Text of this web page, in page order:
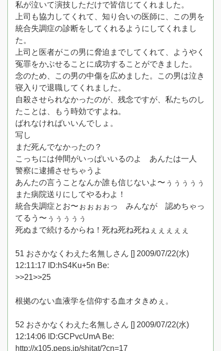
私が泣いて演技しただけで皆信じてくれました。
上司も協力してくれて、知り合いの医師に、この男を
統合失調症の診断をしてくれるようにしてくれまし
た。
上司と医者がこの男に脅迫までしてくれて、ようやく
冤罪をかぶせることに成功することができました。
念のため、この男の中傷を広めました。この男は泣き
寝入りで退職してくれました。
自殺させられなかったのが、残念ですが、私たちのし
たことは、もう時効ですよね。
ばれなければいいんでしょ。
写し
まだ死んでなかったの？
こっちには仲間がいっぱいいるのよ あんたは一人
警察に逮捕させちゃうよ
あんたの言うことなんか誰も信じないよ〜ぅぅぅぅぅ
また病院送りにしてやるわよ！
統合失調症とお〜ぉぉぉぉっ みんなが 認めちゃっ
てるう〜ぅぅぅぅぅ
死ぬまで続けるからね！死ね死ね死ねぇぇぇぇぇ
51 おさかなくわえた名無しさん [] 2009/07/22(水)
12:11:17 ID:hS4Ku+5n Be:
>>21>>25
根拠のない血液学を信仰する血オタきめぇ。
52 おさかなくわえた名無しさん [] 2009/07/22(水)
12:14:06 ID:GCPvcUmA Be:
http://x105.peps.jp/shitat/?cn=17